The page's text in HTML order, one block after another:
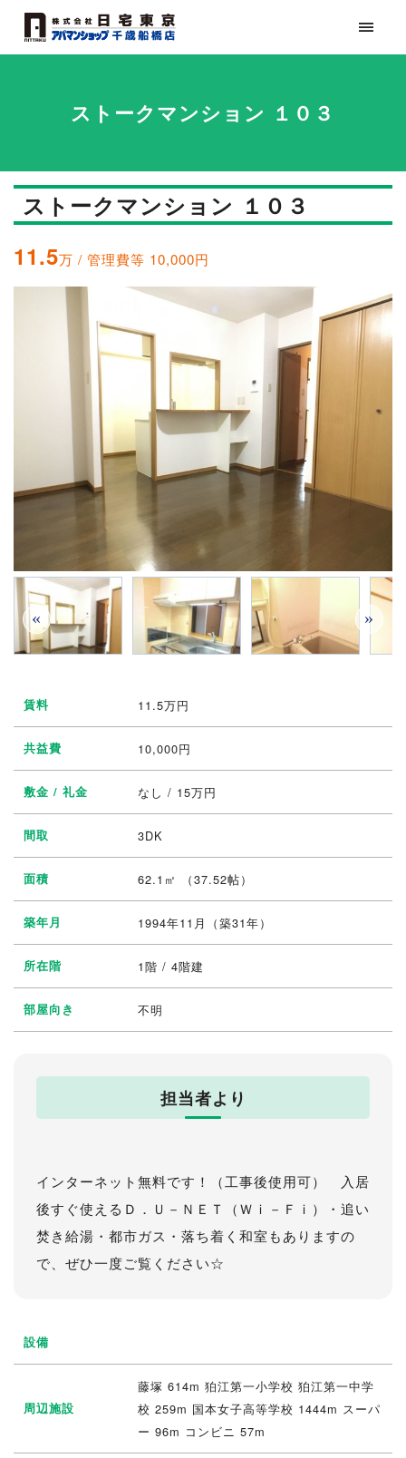
ストークマンション １０３
ストークマンション １０３
11.5万 / 管理費等 10,000円
« »
賃料 11.5万円
共益費 10,000円
敷金 / 礼金 なし / 15万円
間取 3DK
面積 62.1㎡ （37.52帖）
築年月 1994年11月（築31年）
所在階 1階 / 4階建
部屋向き 不明
担当者より
インターネット無料です！（工事後使用可） 入居
後すぐ使えるＤ．Ｕ－ＮＥＴ（Ｗｉ－Ｆｉ）・追い
焚き給湯・都市ガス・落ち着く和室もありますの
で、ぜひ一度ご覧ください☆
設備
周辺施設
藤塚 614m 狛江第一小学校 狛江第一中学
校 259m 国本女子高等学校 1444m スーパ
ー 96m コンビニ 57m